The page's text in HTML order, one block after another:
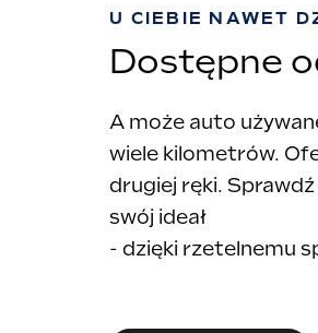
U CIEBIE NAWET
Dostępne
A może auto
wiele kilometrów.
drugiej ręki.
swój ideał
- dzięki rzetelnemu